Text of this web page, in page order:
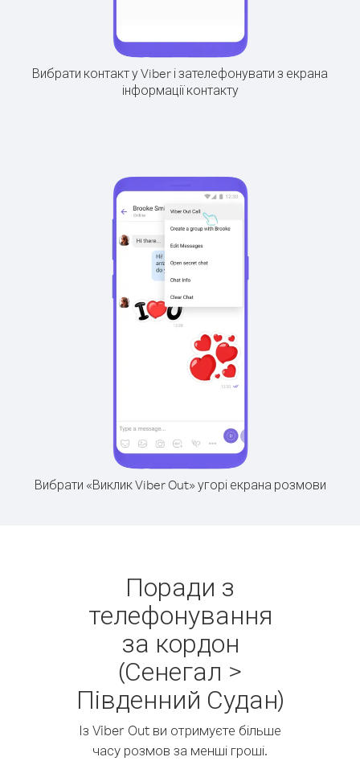
Вибрати контакт у Viber і зателефонувати з екрана
інформації контакту
Вибрати «Виклик Viber Out» угорі екрана розмови
Поради з
телефонування
за кордон
(Сенегал >
Південний Судан)
Із Viber Out ви отримуєте більше
часу розмов за менші гроші.